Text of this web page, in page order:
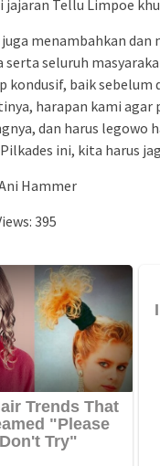
jajaran Tellu Limpoe
menambahkan dan
serta seluruh
kondusif, baik sebelum
harapan kami agar
dan harus
ini, kita harus
Hammer
395